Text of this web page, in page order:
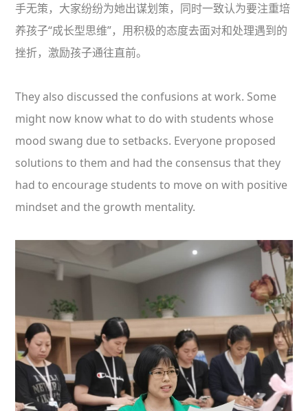
手无策，大家纷纷为她出谋划策，同时一致认为要注重培
养孩子“成长型思维”，用积极的态度去面对和处理遇到的
挫折，激励孩子通往直前。
They also discussed the confusions at work. Some
might now know what to do with students whose
mood swang due to setbacks. Everyone proposed
solutions to them and had the consensus that they
had to encourage students to move on with positive
mindset and the growth mentality.